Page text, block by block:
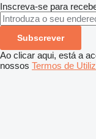
Inscreva-se para
Subscrever
Ao clicar aqui, está a
nossos Termos de